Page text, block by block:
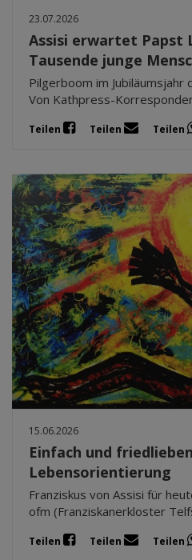
23.07.2026
Assisi erwartet Papst
Tausende junge
Pilgerboom im Jubiläumsjahr
Von Kathpress-
Teilen Teilen Teilen
15.06.2026
Einfach und
Lebensorientierung
Franziskus von Assisi für
ofm (Franziskanerkloster
Teilen Teilen Teilen